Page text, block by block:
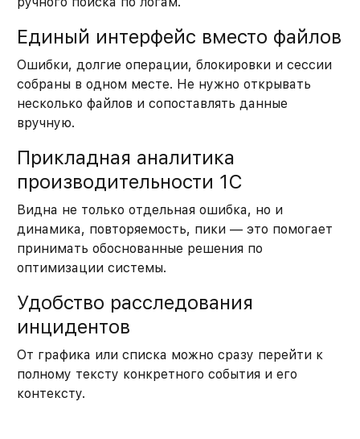
Единый интерфейс вместо файлов
Ошибки, долгие операции, блокировки и сессии
собраны в одном месте. Не нужно открывать
несколько файлов и сопоставлять данные
вручную.
Прикладная аналитика
производительности 1С
Видна не только отдельная ошибка, но и
динамика, повторяемость, пики — это помогает
принимать обоснованные решения по
оптимизации системы.
Удобство расследования
инцидентов
От графика или списка можно сразу перейти к
полному тексту конкретного события и его
контексту.